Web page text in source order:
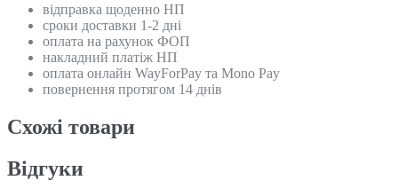
відправка щоденно НП
сроки доставки 1-2 дні
оплата на рахунок ФОП
накладний платіж НП
оплата онлайн WayForPay та Mono Pay
повернення протягом 14 днів
Схожi товари
Відгуки